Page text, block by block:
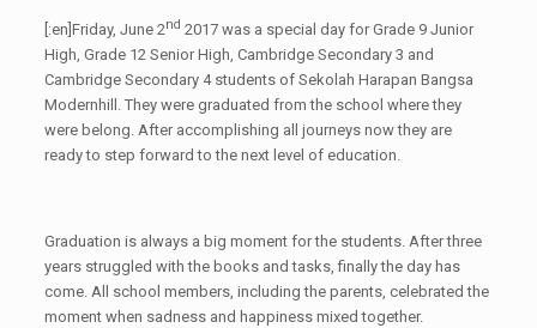
[:en]Friday, June 2nd 2017 was a special day for Grade 9 Junior
High, Grade 12 Senior High, Cambridge Secondary 3 and
Cambridge Secondary 4 students of Sekolah Harapan Bangsa
Modernhill​. They were graduated from the school where they
were belong. After accomplishing all journeys now they are
ready to step forward to the next level of education.
Graduation is always a big moment for the students. After three
years struggled with the books and tasks, finally the day has
come. All school members, including the parents, celebrated the
moment when sadness and happiness mixed together.